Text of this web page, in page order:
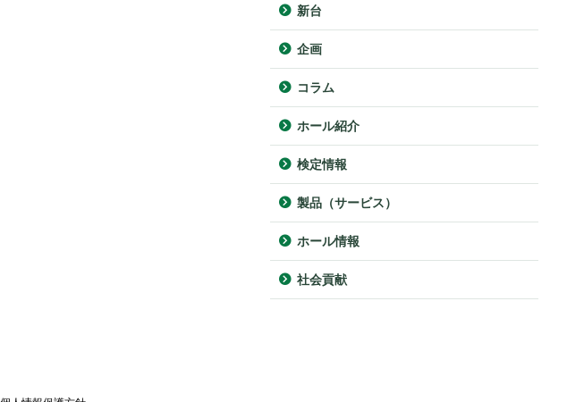
新台
企画
コラム
ホール紹介
検定情報
製品（サービス）
ホール情報
社会貢献